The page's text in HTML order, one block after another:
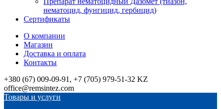
нематоцид, фунгицид, гербицид)
Сертификаты
О компании
Магазин
Доставка и оплата
Контакты
+380 (67) 009-09-91, +7 (705) 979-51-32 KZ
office@remsintez.com
Товары и услуги